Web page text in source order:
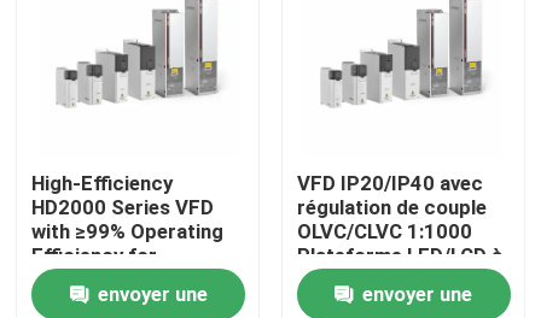
commande variable de fréquence de vfd
Convertisseur de fréquence variable
Inverseur de fréquence de vecteur
Inverseur de fréquence de VFD
High-Efficiency
HD2000 Series VFD
with ≥99% Operating
Efficiency for
Industrial Motor
Drives envoyer une
VFD IP20/IP40 avec
régulation de couple
OLVC/CLVC 1:1000
Plateforme LED/LCD à
plage de vitesse
envoyer une